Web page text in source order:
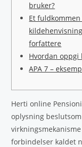
bruker?
Et
forfattere
Hvordan oppgi
APA 7 –
Herti online
oplysning
forbindelser kaldet